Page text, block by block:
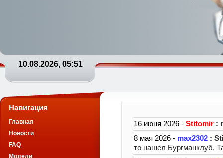
10.08.2026, 05:51
Навигация
Главная
Новости
FAQ
Модели